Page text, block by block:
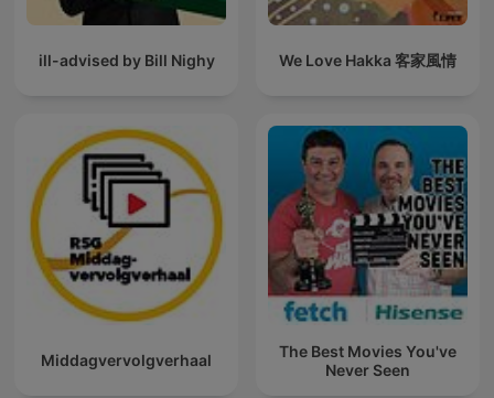
ill-advised by Bill Nighy We Love Hakka 客家風情
Middagvervolgverhaal
The Best Movies You've
Never Seen